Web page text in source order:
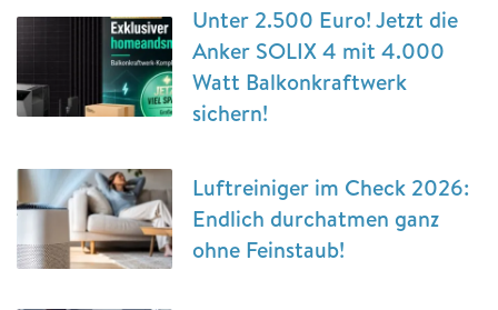
Unter 2.500 Euro! Jetzt die
Anker SOLIX 4 mit 4.000
Watt Balkonkraftwerk
sichern!
Luftreiniger im Check 2026:
Endlich durchatmen ganz
ohne Feinstaub!